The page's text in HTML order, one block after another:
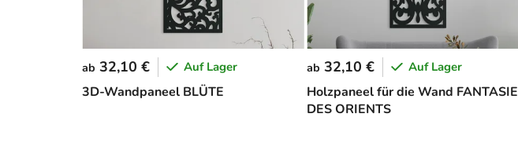
3D-Wandpaneel BLÜTE
ab 32,10 € Auf Lager
Holzpaneel für die Wand FANTASIE
DES ORIENTS
ab 32,10 € Auf Lager